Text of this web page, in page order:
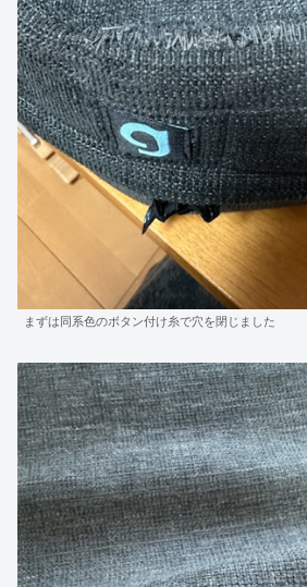
まずは同系色のボタン付け糸で穴を閉じました